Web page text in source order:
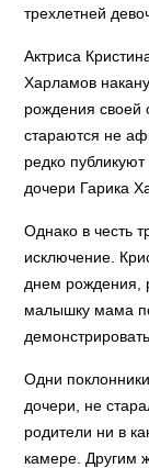
трехлетней
Актриса
Харламов
рождения своей
стараются не
редко
дочери Гарика
Однако в честь
исключение.
днем рождения,
малышку мама
Одни
дочери, не
родители ни в
камере. Другим